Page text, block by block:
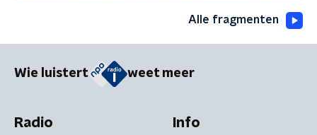
Alle fragmenten
Wie luistert weet meer
Radio Info